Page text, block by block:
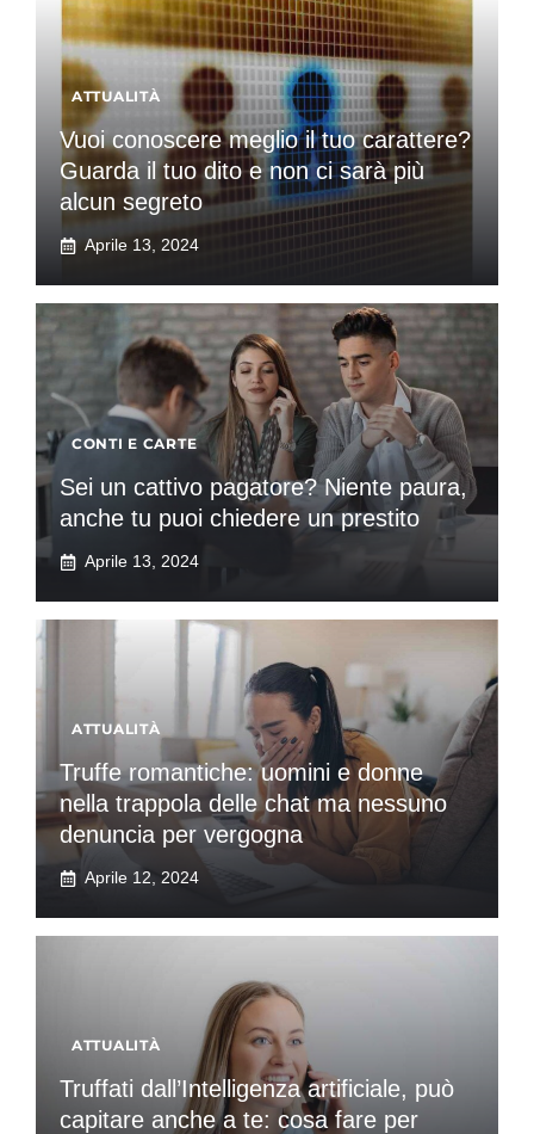
ATTUALITÀ
Vuoi conoscere meglio il tuo carattere?
Guarda il tuo dito e non ci sarà più
alcun segreto
Aprile 13, 2024
CONTI E CARTE
Sei un cattivo pagatore? Niente paura,
anche tu puoi chiedere un prestito
Aprile 13, 2024
ATTUALITÀ
Truffe romantiche: uomini e donne
nella trappola delle chat ma nessuno
denuncia per vergogna
Aprile 12, 2024
ATTUALITÀ
Truffati dall’Intelligenza artificiale, può
capitare anche a te: cosa fare per